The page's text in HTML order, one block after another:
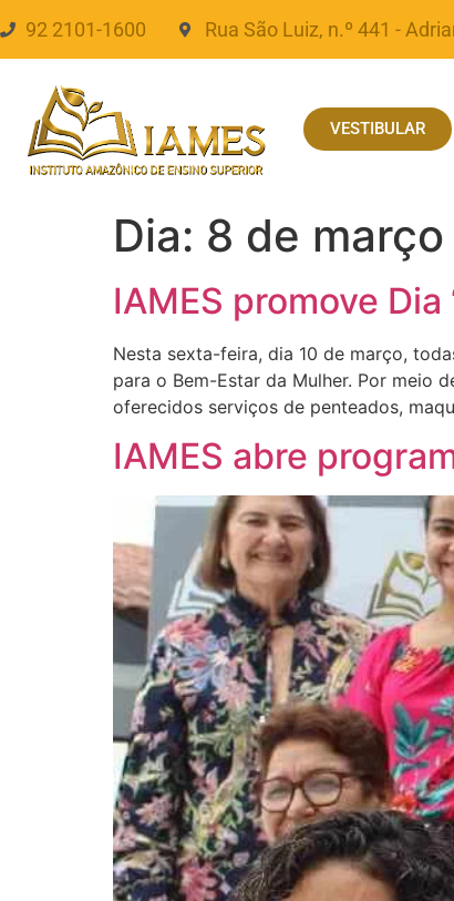
92 2101-1600 Rua São Luiz, n.º 441 -
VESTIBULAR
Dia: 8 de
IAMES promove
Nesta sexta-feira, dia 10 de março,
para o Bem-Estar da Mulher. Por meio
oferecidos serviços de penteados,
IAMES abre